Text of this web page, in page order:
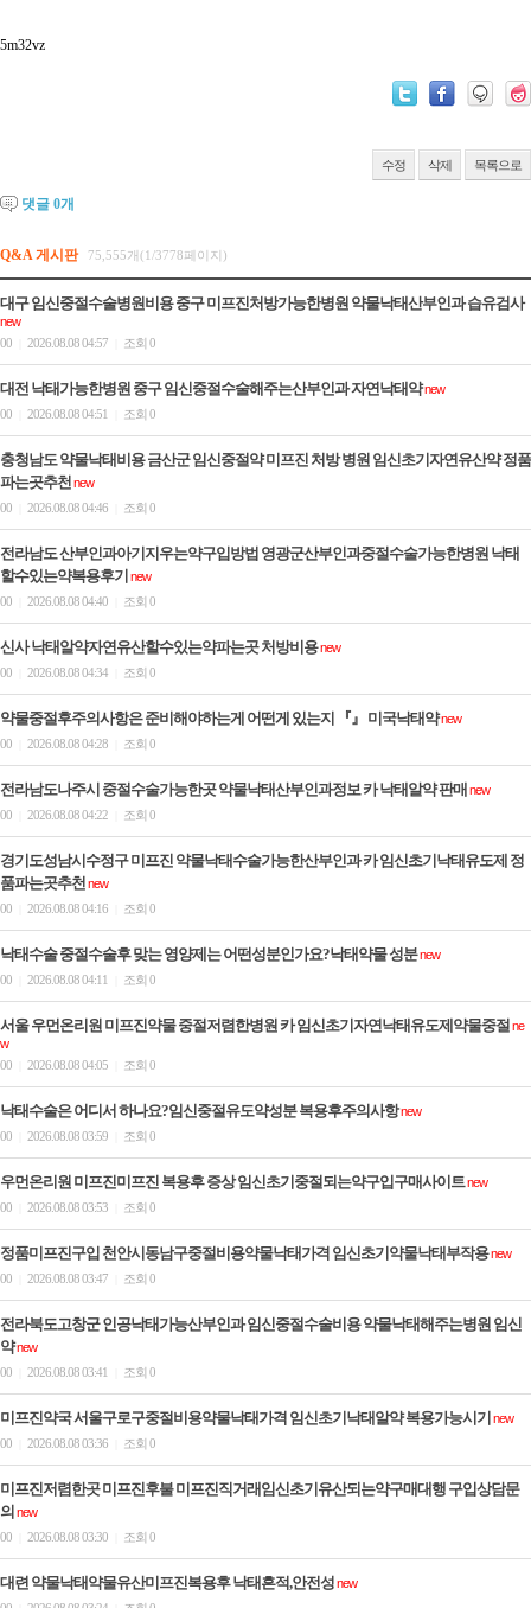
5m32vz
수정 삭제 목록으로
댓글 0개
Q&A 게시판 75,555개(1/3778페이지)
대구 임신중절수술병원비용 중구 미프진처방가능한병원 약물낙태산부인과 습유검사
new
00
2026.08.08 04:57 조회 0
대전 낙태가능한병원 중구 임신중절수술해주는산부인과 자연낙­태약new
00
2026.08.08 04:51 조회 0
충청남도 약물낙태비용 금산군 임신중절약 미프진 처방 병원 임신초기자연유산약 정품
파는곳추천new
00
2026.08.08 04:46 조회 0
전라남도 산부인과아기지우는약구입방법 영광군산부인과중절수술가능한병원 낙태
할수있는약복용후기new
00
2026.08.08 04:40 조회 0
신사 낙태알약자연유산할수있는약파는곳 처방비용new
00
2026.08.08 04:34 조회 0
약물중절후주의사항은 준비해야하는게 어떤게 있는지 『』 미국낙­태약new
00
2026.08.08 04:28 조회 0
전라남도나주시 중절수술가능한곳 약물낙태산부인과정보 카 낙­태알약 판매new
00
2026.08.08 04:22 조회 0
경기도성남시수정구 미프진 약물낙태수술가능한산부인과 카 임신초기낙태유도제 정
품파는곳추천new
00
2026.08.08 04:16 조회 0
낙태수술 중절수술후 맞는 영양제는 어떤성분인가요?낙­태약물 성분new
00
2026.08.08 04:11 조회 0
서울 우먼온리원 미프진약물 중절저렴한병원 카 임신초기자연낙태유도제약물중절ne
w
00
2026.08.08 04:05 조회 0
낙태수술은 어디서 하나요?임신중절유도약성분 복용후주의사항new
00
2026.08.08 03:59 조회 0
우먼온리원 미프진미프진 복용후 증상 임신초기중절되는약구입구매사이트new
00
2026.08.08 03:53 조회 0
정품미프진구입 천안시동남구중절비용약물낙태가격 임신초기약물낙태부작용new
00
2026.08.08 03:47 조회 0
전라북도고창군 인공낙태가능산부인과 임신중절수술비용 약물낙태해주는병원 임신
약new
00
2026.08.08 03:41 조회 0
미프진약국 서울구로구중절비용약물낙태가격 임신초기낙­태알약 복용가능시기new
00
2026.08.08 03:36 조회 0
미프진저렴한곳 미프진후불 미프진직거래임신초기유산되는약구매대행 구입상담문
의new
00
2026.08.08 03:30 조회 0
대련 약물낙태약물유산미프진복용후 낙태흔적,안전성new